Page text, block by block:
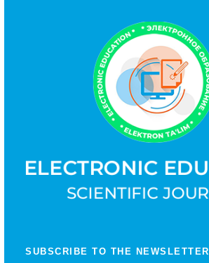
SUBSCRIBE TO THE NEWSLETTER